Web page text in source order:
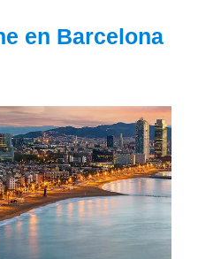
en Barcelona